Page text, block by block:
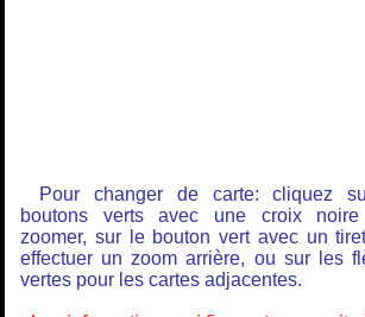
Pour changer de carte: cliquez
boutons verts avec une croix
zoomer, sur le bouton vert avec un
effectuer un zoom arrière, ou sur les
vertes pour les cartes adjacentes.